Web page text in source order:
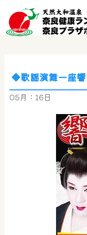
◆歌謡演舞一座
05月：16日
奈良健康ラ
ご質問をお